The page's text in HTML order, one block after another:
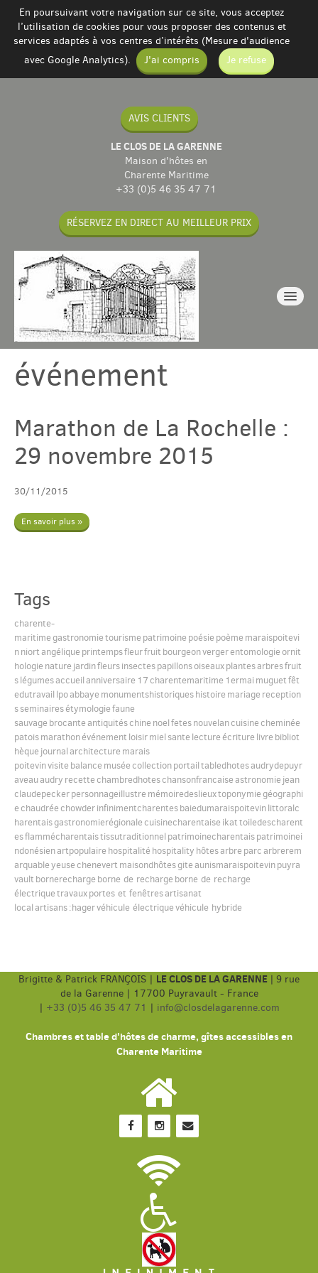
En poursuivant votre navigation sur ce site, vous acceptez
l’utilisation de cookies pour vous proposer des contenus et
services adaptés à vos centres d’intérêts (Mesure d'audience
avec Google Analytics).
J'ai compris Je refuse
AVIS CLIENTS
LE CLOS DE LA GARENNE
Maison d'hôtes en
Charente Maritime
+33 (0)5 46 35 47 71
RÉSERVEZ EN DIRECT AU MEILLEUR PRIX
Chambres & table
Tarif & Contact
Com
English
Español
événement
Marathon de La Rochelle :
29 novembre 2015
30/11/2015
En savoir plus »
Tags
charente-
maritime gastronomietourisme patrimoine poésie poème maraispoitevi
nniort angélique printempsfleurfruit bourgeonvergerentomologie ornit
hologie nature jardinfleursinsectespapillonsoiseauxplantesarbresfruit
slégumesaccueil anniversaire 17 charentemaritime 1ermai muguetfêt
edutravail lpoabbaye monumentshistoriqueshistoire mariage reception
sseminairesétymologiefaune
sauvage brocante antiquitéschine noelfetesnouvelancuisine cheminée
patoismarathonévénement loisirmiel sante lecture écriture livre bibliot
hèque journal architecture marais
poitevinvisite balance musée collectionportailtabledhotesaudrydepuyr
aveauaudry recette chambredhoteschansonfrancaise astronomie jean
claudepeckerpersonnageillustre mémoiredeslieuxtoponymie géographi
e chaudrée chowderinfinimentcharentesbaiedumaraispoitevinlittoralc
harentaisgastronomierégionale cuisinecharentaise ikattoiledescharent
esflammécharentaistissutraditionnel patrimoinecharentaispatrimoinei
ndonésienartpopulaire hospitalité hospitality hôtesarbre parc arbrerem
arquableyeuse chenevert maisondhôtesgite aunismaraispoitevinpuyra
vault bornerecharge borne de recharge borne de recharge
électriquetravauxportes et fenêtresartisanat
local artisans:hagervéhicule électriquevéhicule hybride
Brigitte & Patrick FRANÇOIS | LE CLOS DE LA GARENNE | 9 rue
de la Garenne | 17700 Puyravault - France
| +33 (0)5 46 35 47 71 | info@closdelagarenne.com
Chambres et table d'hôtes de charme, gîtes accessibles en
Charente Maritime